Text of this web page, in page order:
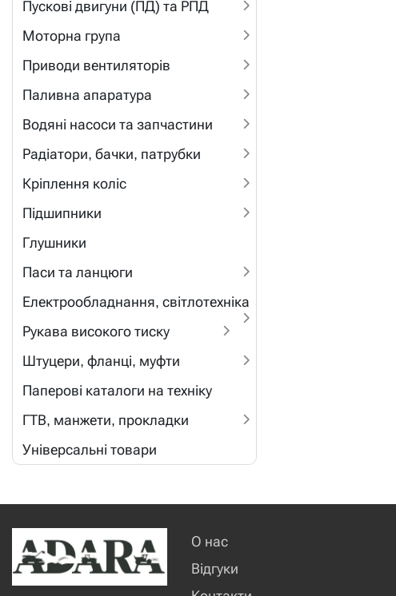
Пускові двигуни (ПД) та РПД
Моторна група
Приводи вентиляторів
Паливна апаратура
Водяні насоси та запчастини
Радіатори, бачки, патрубки
Кріплення коліс
Підшипники
Глушники
Паси та ланцюги
Електрообладнання, світлотехніка
Рукава високого тиску
Штуцери, фланці, муфти
Паперові каталоги на техніку
ГТВ, манжети, прокладки
Універсальні товари
О нас
Відгуки